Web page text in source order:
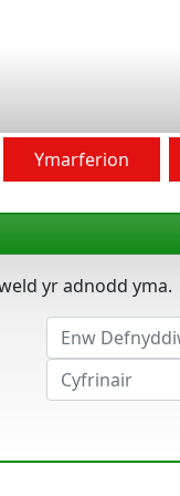
Ymarferion
yr adnodd yma.